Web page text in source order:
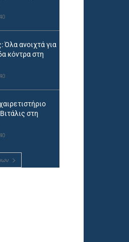
Όλα ανοιχτά για
κόντρα στη
στη